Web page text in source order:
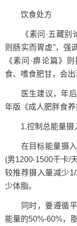
饮食处方
《素问·五藏别论
则肠实而胃虚”，强
《素问·痹论篇》
食、嗜食肥甘，会出
医生建议，年后
年版《成人肥胖食养
1.控制总能量摄
在目标能量摄入
(男1200-1500千卡/
较推荐摄入量减少
少体脂。
同时，要遵循平
能量的50%-60%，